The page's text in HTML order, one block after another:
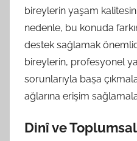
bireylerin yaşam
nedenle, bu konuda
destek sağlamak
bireylerin, profesyonel
sorunlarıyla başa
ağlarına erişim
Dinî ve